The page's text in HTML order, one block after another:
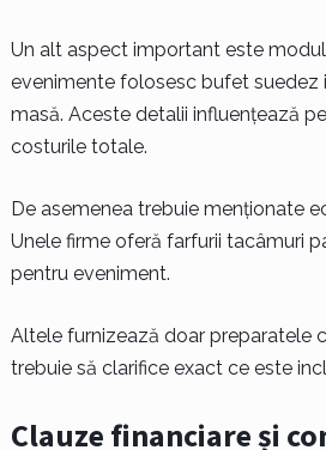
Un alt aspect important este modul
evenimente folosesc bufet suedez
masă. Aceste detalii influențează
costurile totale.
De asemenea trebuie menționate
Unele firme oferă farfurii tacâmuri
pentru eveniment.
Altele furnizează doar preparatele
trebuie să clarifice exact ce este
Clauze financiare și